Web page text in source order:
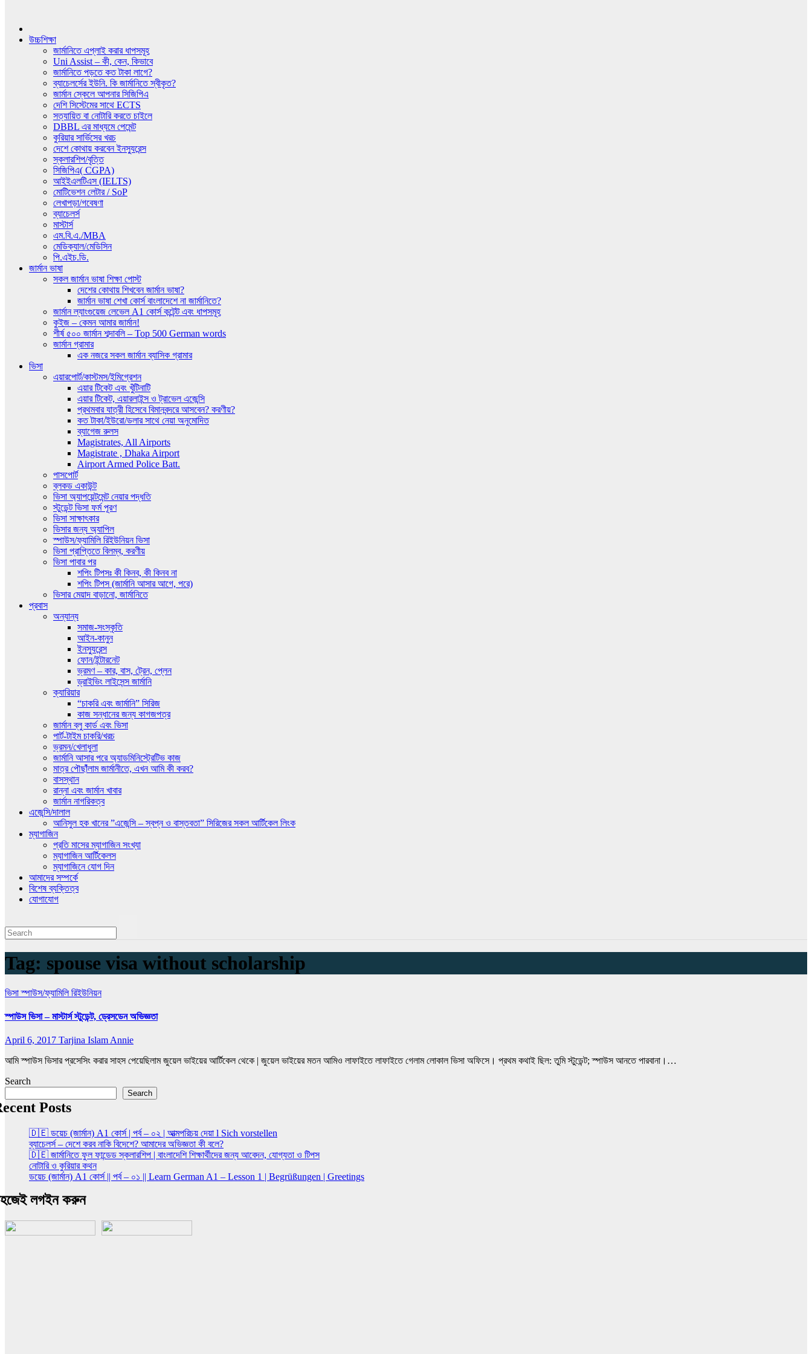
উচ্চশিক্ষা
জার্মানিতে এপ্লাই করার ধাপসমূহ
Uni Assist – কী, কেন, কিভাবে
জার্মানিতে পড়তে কত টাকা লাগে?
ব্যাচেলর্সের ইউনি. কি জার্মানিতে স্বীকৃত?
জার্মান স্কেলে আপনার সিজিপিএ
দেশি সিস্টেমের সাথে ECTS
সত্যায়িত বা নোটারি করতে চাইলে
DBBL এর মাধ্যমে পেমেন্ট
কুরিয়ার সার্ভিসের খরচ
দেশে কোথায় করবেন ইনস্যুরেন্স
স্কলারশিপ/বৃত্তি
সিজিপিএ( CGPA)
আইইএলটিএস (IELTS)
মোটিভেশন লেটার / SoP
লেখাপড়া/গবেষণা
ব্যাচেলর্স
মাস্টার্স
এম.বি.এ./MBA
মেডিক্যাল/মেডিসিন
পি.এইচ.ডি.
জার্মান ভাষা
সকল জার্মান ভাষা শিক্ষা পোস্ট
দেশের কোথায় শিখবেন জার্মান ভাষা?
জার্মান ভাষা শেখা কোর্স বাংলাদেশে না জার্মানিতে?
জার্মান ল্যাংগুয়েজ লেভেল A1 কোর্স কন্টেন্ট এবং ধাপসমূহ
কুইজ – কেমন আমার জার্মান!
শীর্ষ ৫০০ জার্মান শব্দাবলি – Top 500 German words
জার্মান গ্রামার
এক নজরে সকল জার্মান ব্যাসিক গ্রামার
ভিসা
এয়ারপোর্ট/কাস্টমস/ইমিগ্রেশন
এয়ার টিকেট এবং খুঁটিনাটি
এয়ার টিকেট, এয়ারলাইন্স ও ট্রাভেল এজেন্সি
প্রথমবার যাত্রী হিসেবে বিমানবন্দরে আসবেন? করণীয়?
কত টাকা/ইউরো/ডলার সাথে নেয়া অনুমোদিত
ব্যাগেজ রুলস
Magistrates, All Airports
Magistrate , Dhaka Airport
Airport Armed Police Batt.
পাসপোর্ট
ব্লকড একাউন্ট
ভিসা অ্যাপয়েন্টমেন্ট নেয়ার পদ্ধতি
স্টুডেন্ট ভিসা ফর্ম পূরণ
ভিসা সাক্ষাৎকার
ভিসার জন্য অ্যাপিল
স্পাউস/ফ্যামিলি রিইউনিয়ন ভিসা
ভিসা প্রাপ্তিতে বিলম্ব, করণীয়
ভিসা পাবার পর
শপিং টিপসঃ কী কিনব, কী কিনব না
শপিং টিপস (জার্মানি আসার আগে, পরে)
ভিসার মেয়াদ বাড়ানো, জার্মানিতে
প্রবাস
অন্যান্য
সমাজ-সংস্কৃতি
আইন-কানুন
ইনস্যুরেন্স
ফোন/ইন্টারনেট
ভ্রমণ – কার, বাস, ট্রেন, প্লেন
ড্রাইভিং লাইসেন্স জার্মানি
ক্যারিয়ার
“চাকরি এবং জার্মানি” সিরিজ
কাজ সন্ধানের জন্য কাগজপত্র
জার্মান ব্লু কার্ড এবং ভিসা
পার্ট-টাইম চাকরি/খরচ
ভ্রমন/খেলাধুলা
জার্মানি আসার পরে অ্যাডমিনিস্ট্রেটিভ কাজ
মাত্র পৌছাঁঁলাম জার্মানীতে, এখন আমি কী করব?
বাসস্থান
রান্না এবং জার্মান খাবার
জার্মান নাগরিকত্ব
এজেন্সি/দালাল
আনিসুল হক খানের ”এজেন্সি – স্বপ্ন ও বাস্তবতা” সিরিজের সকল আর্টিকেল লিংক
ম্যাগাজিন
প্রতি মাসের ম্যাগাজিন সংখ্যা
ম্যাগাজিন আর্টিকেলস
ম্যাগাজিনে যোগ দিন
আমাদের সম্পর্কে
বিশেষ ব্যক্তিত্ব
যোগাযোগ
Tag: spouse visa without scholarship
ভিসাস্পাউস/ফ্যামিলি রিইউনিয়ন
স্পাউস ভিসা – মাস্টার্স স্টুডেন্ট, ড্রেসডেন অভিজ্ঞতা
April 6, 2017 Tarjina Islam Annie
আমি স্পাউস ভিসার প্রসেসিং করার সাহস পেয়েছিলাম জুয়েল ভাইয়ের আর্টিকেল থেকে | জুয়েল ভাইয়ের মতন আমিও লাফাইতে লাফাইতে গেলাম লোকাল ভিসা অফিসে। প্রথম কথাই ছিল: তুমি স্টুডেন্ট; স্পাউস আনতে পারবানা।…
Search
Search
Posts
🇩🇪 ডয়েচ (জার্মান) A1 কোর্স | পর্ব – ০২ | আত্মপরিচয় দেয়া l Sich vorstellen
ব্যাচেলর্স – দেশে করব নাকি বিদেশে? আমাদের অভিজ্ঞতা কী বলে?
🇩🇪 জার্মানিতে ফুল ফান্ডেড স্কলারশিপ | বাংলাদেশি শিক্ষার্থীদের জন্য আবেদন, যোগ্যতা ও টিপস
নোটারি ও কুরিয়ার কথন
ডয়েচ (জার্মান) A1 কোর্স || পর্ব – ০১ || Learn German A1 – Lesson 1 | Begrüßungen | Greetings
লগইন করুন